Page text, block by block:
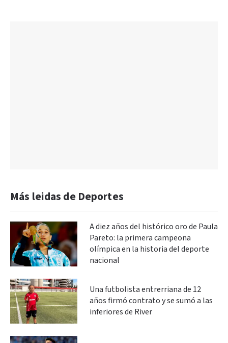
Más leidas de Deportes
A diez años del histórico oro de Paula
Pareto: la primera campeona
olímpica en la historia del deporte
nacional
Una futbolista entrerriana de 12
años firmó contrato y se sumó a las
inferiores de River